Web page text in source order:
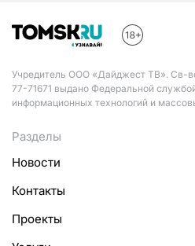
Учредитель ООО «Дайджест ТВ».
77-71671 выдано Федеральной
информационных технологий и
Разделы
Новости
Контакты
Проекты